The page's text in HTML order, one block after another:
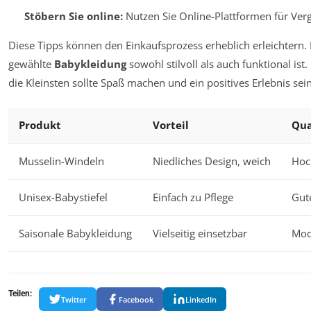
Stöbern Sie online:Nutzen Sie Online-Plattformen für
Diese Tipps können den Einkaufsprozess erheblich
gewählte Babykleidungsowohl stilvoll als auch funktional ist.
die Kleinsten sollte Spaß machen und ein positives Erlebnis
Produkt Vorteil
Musselin-Windeln Niedliches Design, weich
Unisex-Babystiefel Einfach zu Pflege
Saisonale Babykleidung Vielseitig einsetzbar
Teilen:
Twitter Facebook LinkedIn